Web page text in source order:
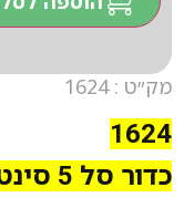
מק״ט : 1624
1624
כדור סל 5 סינטטי באדן קרוסאובר